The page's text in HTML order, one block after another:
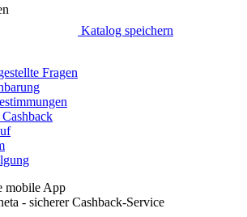
Katalog speichern
Fragen
mobile App
- sicherer Cashback-Service